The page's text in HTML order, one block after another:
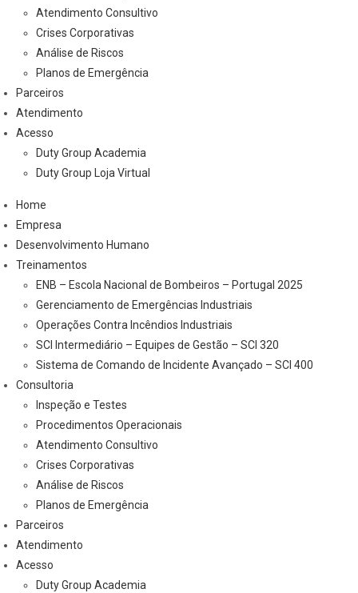
Atendimento Consultivo
Crises Corporativas
Análise de Riscos
Planos de Emergência
Parceiros
Atendimento
Acesso
Duty Group Academia
Duty Group Loja Virtual
Home
Empresa
Desenvolvimento Humano
Treinamentos
ENB – Escola Nacional de Bombeiros – Portugal 2025
Gerenciamento de Emergências Industriais
Operações Contra Incêndios Industriais
SCI Intermediário – Equipes de Gestão – SCI 320
Sistema de Comando de Incidente Avançado – SCI 400
Consultoria
Inspeção e Testes
Procedimentos Operacionais
Atendimento Consultivo
Crises Corporativas
Análise de Riscos
Planos de Emergência
Parceiros
Atendimento
Acesso
Duty Group Academia